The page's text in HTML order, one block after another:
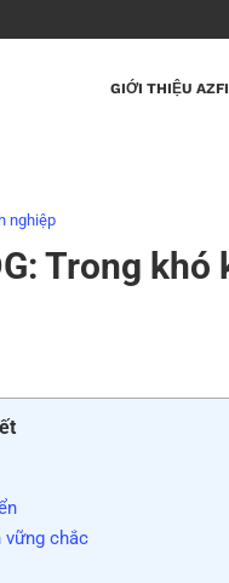
GIỚI THIỆU
nghiệp
Trong
chắc